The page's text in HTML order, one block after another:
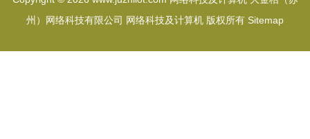
州）网络科技有限公司 网络科技及计算机 版权所有 Sitemap